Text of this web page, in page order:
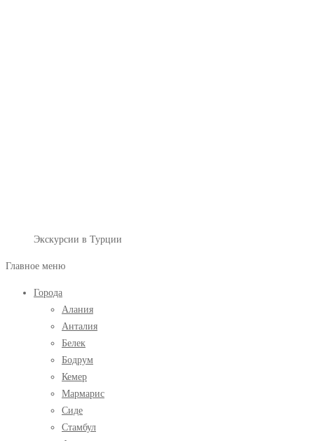
Экскурсии в Турции
Главное меню
Города
Алания
Анталия
Белек
Бодрум
Кемер
Мармарис
Сиде
Стамбул